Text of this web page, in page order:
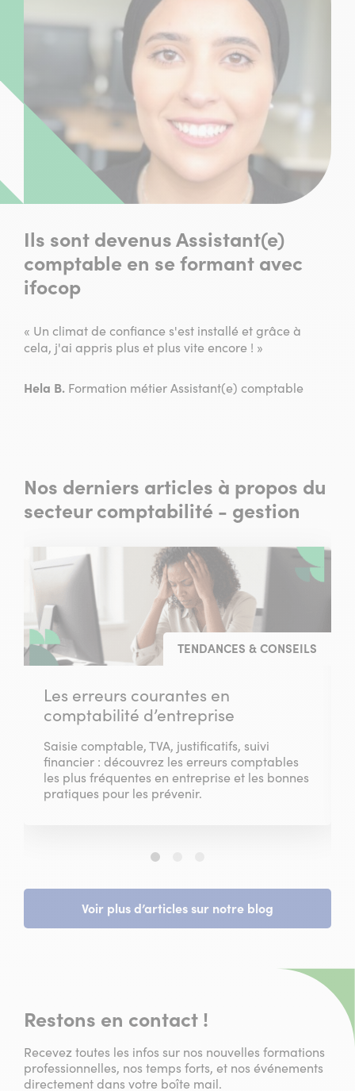
Ils sont devenus Assistant(e)
comptable en se formant avec
ifocop
« Un climat de confiance s'est installé et grâce à
cela, j'ai appris plus et plus vite encore ! »
Hela B. Formation métier Assistant(e) comptable
Nos derniers articles à propos du
secteur comptabilité - gestion
TENDANCES & CONSEILS
Les erreurs courantes en
comptabilité d’entreprise
Saisie comptable, TVA, justificatifs, suivi
financier : découvrez les erreurs comptables
les plus fréquentes en entreprise et les bonnes
pratiques pour les prévenir.
Slide
sur
3
sur
3
sur
3
Voir plus d’articles sur notre blog
Restons en contact !
Recevez toutes les infos sur nos nouvelles formations
professionnelles, nos temps forts, et nos événements
directement dans votre boîte mail.